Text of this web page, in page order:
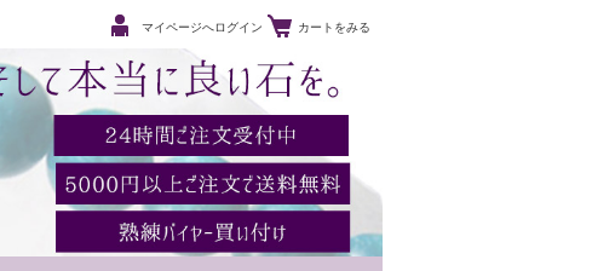
マイページへログイン カートをみる